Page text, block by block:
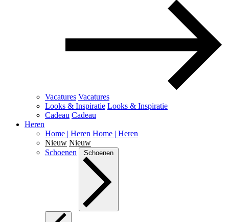
Vacatures Vacatures
Looks & Inspiratie Looks & Inspiratie
Cadeau Cadeau
Heren
Home | Heren Home | Heren
Nieuw Nieuw
Schoenen
Schoenen